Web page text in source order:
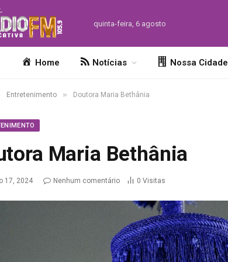
quinta-feira, 6 agosto
Home Notícias Nossa Cidade
Entretenimento » Doutora Maria Bethânia
Maria Bethânia
17, 2024 Nenhum comentário 0 Visitas